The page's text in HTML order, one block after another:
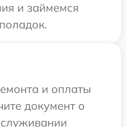
и займемся
и оплаты
документ о